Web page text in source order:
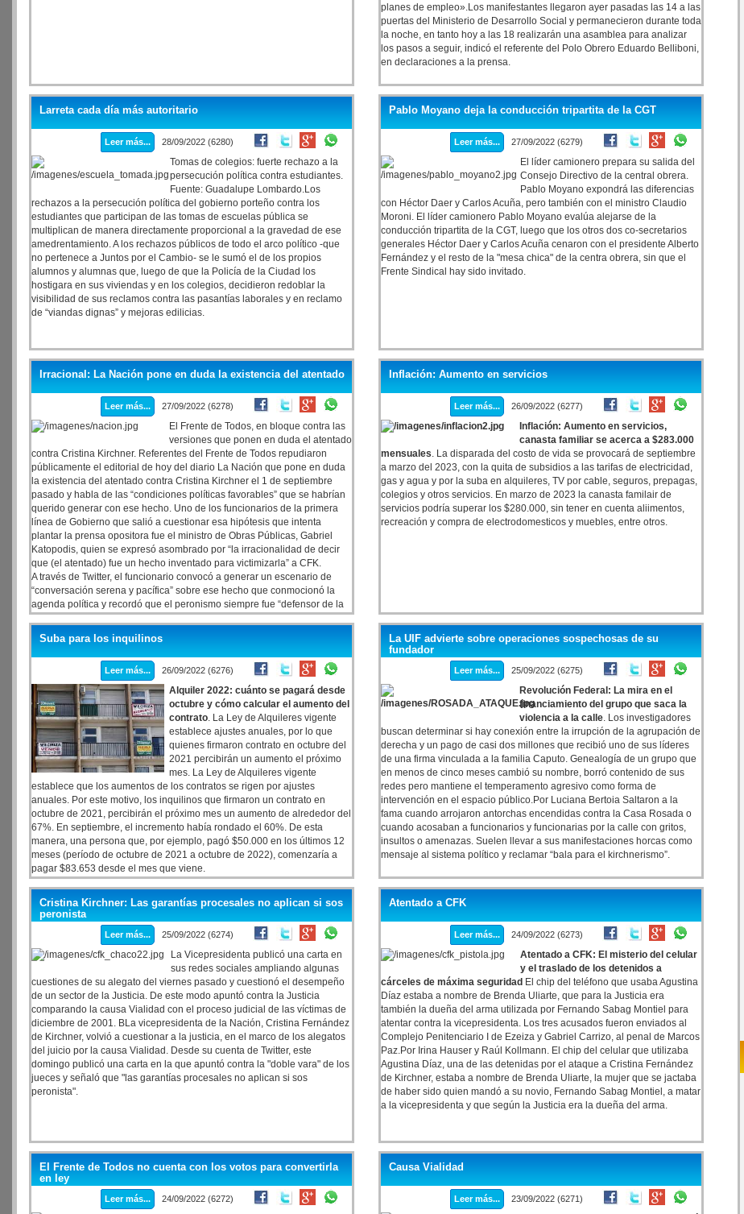
planes de empleo».Los manifestantes llegaron ayer pasadas las 14 a las
puertas del Ministerio de Desarrollo Social y permanecieron durante toda
la noche, en tanto hoy a las 18 realizarán una asamblea para analizar
los pasos a seguir, indicó el referente del Polo Obrero Eduardo Belliboni,
en declaraciones a la prensa.
Larreta cada día más autoritario
Leer más... 28/09/2022 (6280)
Tomas de colegios: fuerte rechazo a la
persecución política contra estudiantes.
Fuente: Guadalupe Lombardo.Los
rechazos a la persecución política del gobierno porteño contra los
estudiantes que participan de las tomas de escuelas pública se
multiplican de manera directamente proporcional a la gravedad de ese
amedrentamiento. A los rechazos públicos de todo el arco político -que
no pertenece a Juntos por el Cambio- se le sumó el de los propios
alumnos y alumnas que, luego de que la Policía de la Ciudad los
hostigara en sus viviendas y en los colegios, decidieron redoblar la
visibilidad de sus reclamos contra las pasantías laborales y en reclamo
de “viandas dignas” y mejoras edilicias.
Pablo Moyano deja la conducción tripartita de la CGT
Leer más... 27/09/2022 (6279)
El líder camionero prepara su salida del
Consejo Directivo de la central obrera.
Pablo Moyano expondrá las diferencias
con Héctor Daer y Carlos Acuña, pero también con el ministro Claudio
Moroni. El líder camionero Pablo Moyano evalúa alejarse de la
conducción tripartita de la CGT, luego que los otros dos co-secretarios
generales Héctor Daer y Carlos Acuña cenaron con el presidente Alberto
Fernández y el resto de la "mesa chica" de la centra obrera, sin que el
Frente Sindical hay sido invitado.
Irracional: La Nación pone en duda la existencia del atentado
Leer más... 27/09/2022 (6278)
El Frente de Todos, en bloque contra las
versiones que ponen en duda el atentado
contra Cristina Kirchner. Referentes del Frente de Todos repudiaron
públicamente el editorial de hoy del diario La Nación que pone en duda
la existencia del atentado contra Cristina Kirchner el 1 de septiembre
pasado y habla de las “condiciones políticas favorables” que se habrían
querido generar con ese hecho. Uno de los funcionarios de la primera
línea de Gobierno que salió a cuestionar esa hipótesis que intenta
plantar la prensa opositora fue el ministro de Obras Públicas, Gabriel
Katopodis, quien se expresó asombrado por “la irracionalidad de decir
que (el atentado) fue un hecho inventado para victimizarla” a CFK.
A través de Twitter, el funcionario convocó a generar un escenario de
“conversación serena y pacífica” sobre ese hecho que conmocionó la
agenda política y recordó que el peronismo siempre fue “defensor de la
democracia y la igualdad para nuestro pueblo”.
Inflación: Aumento en servicios
Leer más... 26/09/2022 (6277)
Inflación: Aumento en servicios,
canasta familiar se acerca a $283.000
mensuales. La disparada del costo de vida se provocará de septiembre
a marzo del 2023, con la quita de subsidios a las tarifas de electricidad,
gas y agua y por la suba en alquileres, TV por cable, seguros, prepagas,
colegios y otros servicios. En marzo de 2023 la canasta familair de
servicios podría superar los $280.000, sin tener en cuenta aliimentos,
recreación y compra de electrodomesticos y muebles, entre otros.
Suba para los inquilinos
Leer más... 26/09/2022 (6276)
Alquiler 2022: cuánto se pagará desde
octubre y cómo calcular el aumento del
contrato. La Ley de Alquileres vigente
establece ajustes anuales, por lo que
quienes firmaron contrato en octubre del
2021 percibirán un aumento el próximo
mes. La Ley de Alquileres vigente
establece que los aumentos de los contratos se rigen por ajustes
anuales. Por este motivo, los inquilinos que firmaron un contrato en
octubre de 2021, percibirán el próximo mes un aumento de alrededor del
67%. En septiembre, el incremento había rondado el 60%. De esta
manera, una persona que, por ejemplo, pagó $50.000 en los últimos 12
meses (período de octubre de 2021 a octubre de 2022), comenzaría a
pagar $83.653 desde el mes que viene.
La UIF advierte sobre operaciones sospechosas de su
fundador
Leer más... 25/09/2022 (6275)
Revolución Federal: La mira en el
financiamiento del grupo que saca la
violencia a la calle. Los investigadores
buscan determinar si hay conexión entre la irrupción de la agrupación de
derecha y un pago de casi dos millones que recibió uno de sus líderes
de una firma vinculada a la familia Caputo. Genealogía de un grupo que
en menos de cinco meses cambió su nombre, borró contenido de sus
redes pero mantiene el temperamento agresivo como forma de
intervención en el espacio público.Por Luciana Bertoia Saltaron a la
fama cuando arrojaron antorchas encendidas contra la Casa Rosada o
cuando acosaban a funcionarios y funcionarias por la calle con gritos,
insultos o amenazas. Suelen llevar a sus manifestaciones horcas como
mensaje al sistema político y reclamar “bala para el kirchnerismo”.
Cristina Kirchner: Las garantías procesales no aplican si sos
peronista
Leer más... 25/09/2022 (6274)
La Vicepresidenta publicó una carta en
sus redes sociales ampliando algunas
cuestiones de su alegato del viernes pasado y cuestionó el desempeño
de un sector de la Justicia. De este modo apuntó contra la Justicia
comparando la causa Vialidad con el proceso judicial de las víctimas de
diciembre de 2001. BLa vicepresidenta de la Nación, Cristina Fernández
de Kirchner, volvió a cuestionar a la justicia, en el marco de los alegatos
del juicio por la causa Vialidad. Desde su cuenta de Twitter, este
domingo publicó una carta en la que apuntó contra la "doble vara" de los
jueces y señaló que "las garantías procesales no aplican si sos
peronista".
Atentado a CFK
Leer más... 24/09/2022 (6273)
Atentado a CFK: El misterio del celular
y el traslado de los detenidos a
cárceles de máxima seguridad El chip del teléfono que usaba Agustina
Díaz estaba a nombre de Brenda Uliarte, que para la Justicia era
también la dueña del arma utilizada por Fernando Sabag Montiel para
atentar contra la vicepresidenta. Los tres acusados fueron enviados al
Complejo Penitenciario I de Ezeiza y Gabriel Carrizo, al penal de Marcos
Paz.Por Irina Hauser y Raúl Kollmann. El chip del celular que utilizaba
Agustina Díaz, una de las detenidas por el ataque a Cristina Fernández
de Kirchner, estaba a nombre de Brenda Uliarte, la mujer que se jactaba
de haber sido quien mandó a su novio, Fernando Sabag Montiel, a matar
a la vicepresidenta y que según la Justicia era la dueña del arma.
El Frente de Todos no cuenta con los votos para convertirla
en ley
Leer más... 24/09/2022 (6272)
Causa Vialidad
Leer más... 23/09/2022 (6271)